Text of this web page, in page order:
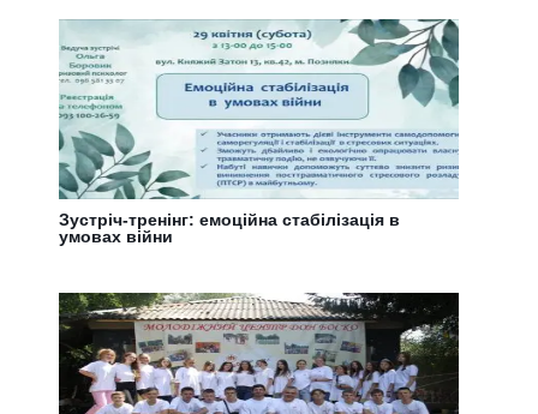
Зустріч-тренінг: емоційна стабілізація в
умовах війни